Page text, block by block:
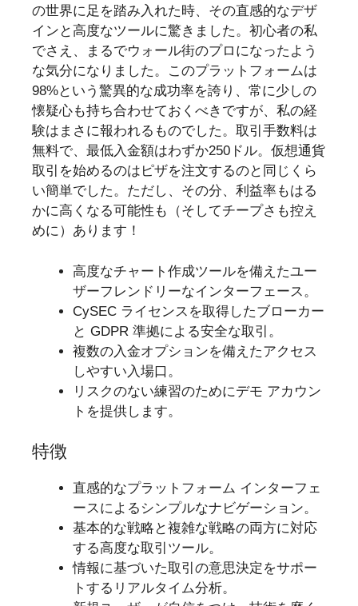
の世界に足を踏み入れた時、その直感的なデザ
インと高度なツールに驚きました。初心者の私
でさえ、まるでウォール街のプロになったよう
な気分になりました。このプラットフォームは
98%という驚異的な成功率を誇り、常に少しの
懐疑心も持ち合わせておくべきですが、私の経
験はまさに報われるものでした。取引手数料は
無料で、最低入金額はわずか250ドル。仮想通貨
取引を始めるのはピザを注文するのと同じくら
い簡単でした。ただし、その分、利益率もはる
かに高くなる可能性も（そしてチープさも控え
めに）あります！
高度なチャート作成ツールを備えたユー
ザーフレンドリーなインターフェース。
CySEC ライセンスを取得したブローカー
と GDPR 準拠による安全な取引。
複数の入金オプションを備えたアクセス
しやすい入場口。
リスクのない練習のためにデモ アカウン
トを提供します。
特徴
直感的なプラットフォーム インターフェ
ースによるシンプルなナビゲーション。
基本的な戦略と複雑な戦略の両方に対応
する高度な取引ツール。
情報に基づいた取引の意思決定をサポー
トするリアルタイム分析。